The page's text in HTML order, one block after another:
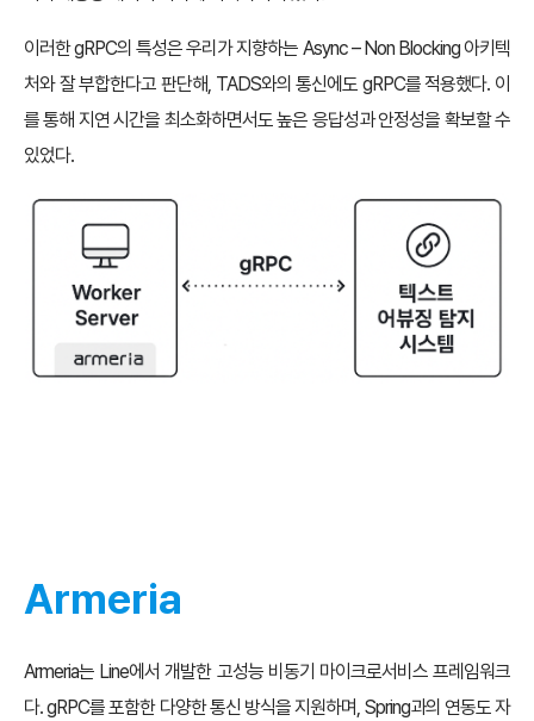
이러한 gRPC의 특성은 우리가 지향하는 Async – Non Blocking 아키텍
처와 잘 부합한다고 판단해, TADS와의 통신에도 gRPC를 적용했다. 이
를 통해 지연 시간을 최소화하면서도 높은 응답성과 안정성을 확보할 수
있었다.
Armeria
Armeria는 Line에서 개발한 고성능 비동기 마이크로서비스 프레임워크
다. gRPC를 포함한 다양한 통신 방식을 지원하며, Spring과의 연동도 자